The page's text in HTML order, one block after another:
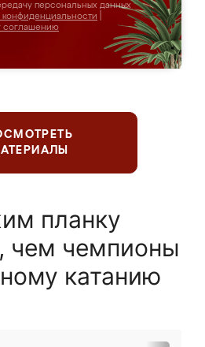
персональных данных
конфиденциальности
соглашению
планку
чем чемпионы
катанию